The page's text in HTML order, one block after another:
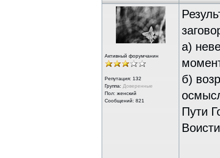
Активный форумчанин
Репутация: 132
Группа: Доверенные
Пол: женский
Сообщений: 821
а)
б)
Пути